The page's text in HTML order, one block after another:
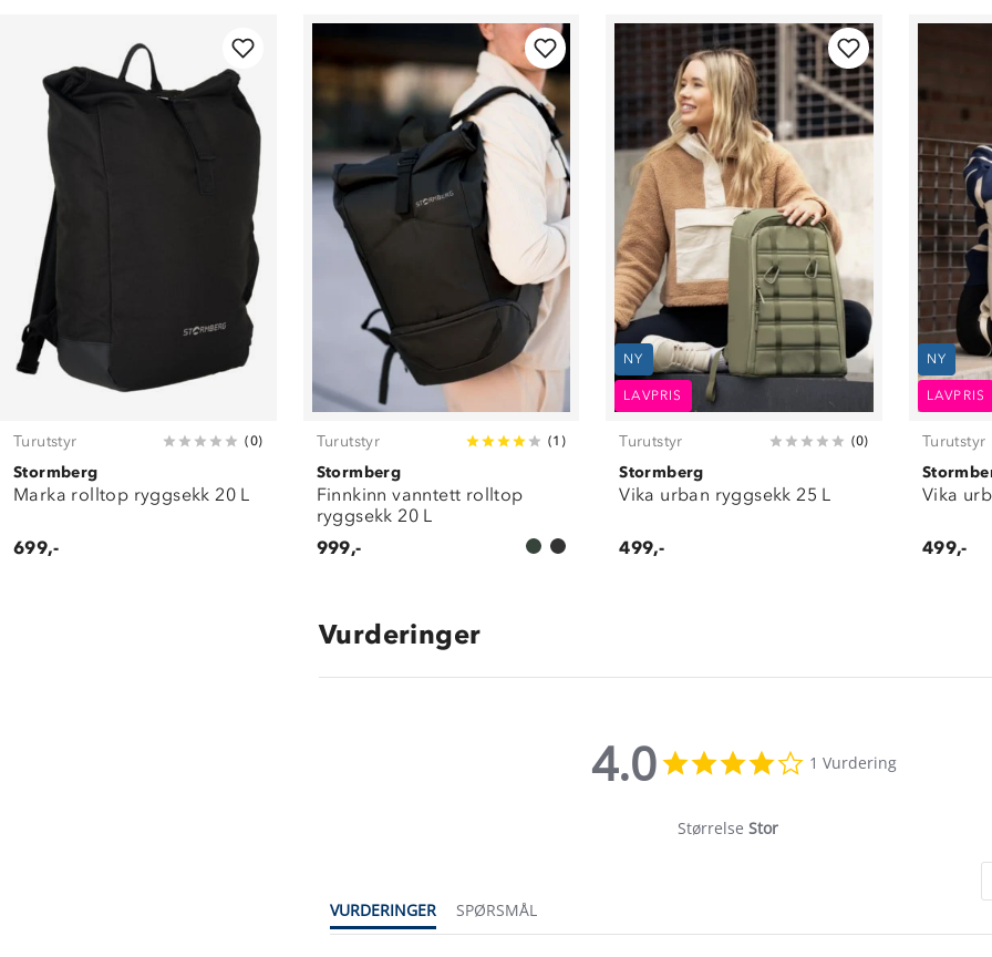
Turutstyr (0)
Stormberg
Marka rolltop ryggsekk 20 L
699,-
Turutstyr (1 )
Stormberg
Finnkinn vanntett rolltop
ryggsekk 20 L
999,-
NY
LAVPRIS
Turutstyr (0)
Stormberg
Vika urban ryggsekk 25 L
499,-
NY
LAVPRIS
Turutstyr
Vika
499,-
Vurderinger
4.0
star
1 Vurdering
Størrelse Stor
VURDERINGER SPØRSMÅL